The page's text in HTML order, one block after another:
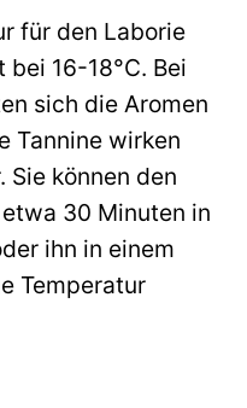
für den Laborie
16-18°C. Bei
sich die Aromen
Tannine wirken
Sie können den
30 Minuten in
ihn in einem
Temperatur